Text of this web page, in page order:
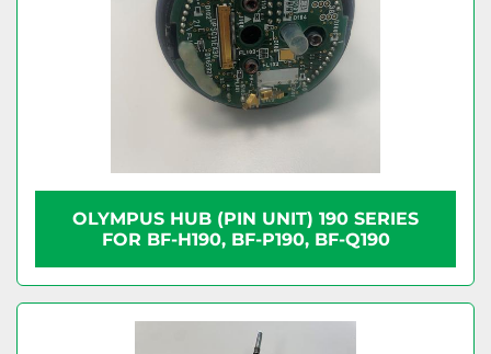
OLYMPUS HUB (PIN UNIT) 190 SERIES
FOR BF-H190, BF-P190, BF-Q190